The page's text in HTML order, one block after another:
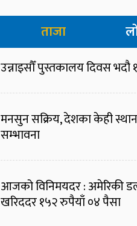
ताजा
उन्नाइसौँ पुस्तकालय दिवस भदौ
मनसुन सक्रिय, देशका केही
सम्भावना
आजको विनिमयदर : अमेरिकी
खरिददर १५२ रुपैयाँ ०४ पैसा